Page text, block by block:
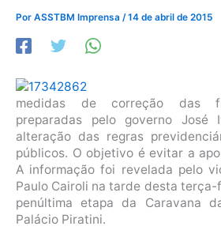
Por ASSTBM Imprensa /14 de abril de 2015
medidas de correção das
preparadas pelo governo
alteração das regras
públicos. O objetivo é evitar a
A informação foi revelada pelo
Paulo Cairoli na tarde desta terça-
penúltima etapa da Caravana
Palácio Piratini.